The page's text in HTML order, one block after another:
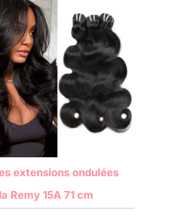
extensions ondulées
Remy 15A 71 cm